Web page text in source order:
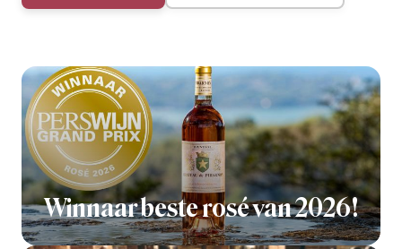
Winnaar beste rosé van 2026!